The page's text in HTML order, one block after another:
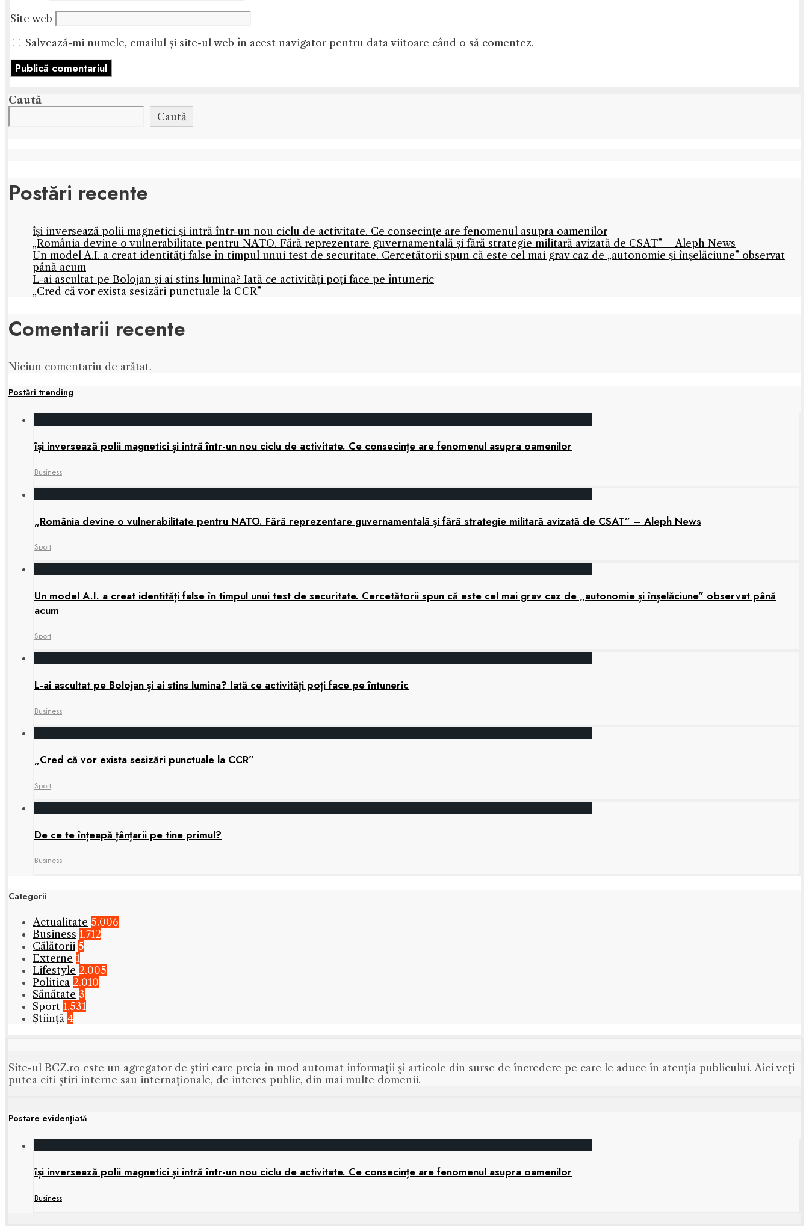
Site web
Salvează-mi numele, emailul și site-ul web în acest navigator pentru data viitoare când o să comentez.
Caută
Caută
Postări recente
își inversează polii magnetici și intră într-un nou ciclu de activitate. Ce consecințe are fenomenul asupra oamenilor
„România devine o vulnerabilitate pentru NATO. Fără reprezentare guvernamentală și fără strategie militară avizată de CSAT” – Aleph News
Un model A.I. a creat identități false în timpul unui test de securitate. Cercetătorii spun că este cel mai grav caz de „autonomie și înșelăciune” observat
până acum
L-ai ascultat pe Bolojan și ai stins lumina? Iată ce activități poți face pe întuneric
„Cred că vor exista sesizări punctuale la CCR”
Comentarii recente
Niciun comentariu de arătat.
Postări trending
își inversează polii magnetici și intră într-un nou ciclu de activitate. Ce consecințe are fenomenul asupra oamenilor
Business
„România devine o vulnerabilitate pentru NATO. Fără reprezentare guvernamentală și fără strategie militară avizată de CSAT” – Aleph News
Sport
Un model A.I. a creat identități false în timpul unui test de securitate. Cercetătorii spun că este cel mai grav caz de „autonomie și înșelăciune” observat până
acum
Sport
L-ai ascultat pe Bolojan și ai stins lumina? Iată ce activități poți face pe întuneric
Business
„Cred că vor exista sesizări punctuale la CCR”
Sport
De ce te înțeapă țânțarii pe tine primul?
Business
Categorii
Actualitate 5.006
Business 1.712
Călătorii 5
Externe 1
Lifestyle 2.005
Politica 2.010
Sănătate 3
Sport 1.531
Știință 4
Site-ul BCZ.ro este un agregator de ştiri care preia în mod automat informaţii şi articole din surse de încredere pe care le aduce în atenţia publicului. Aici veţi
putea citi ştiri interne sau internaţionale, de interes public, din mai multe domenii.
Postare evidenţiată
își inversează polii magnetici și intră într-un nou ciclu de activitate. Ce consecințe are fenomenul asupra oamenilor
Business